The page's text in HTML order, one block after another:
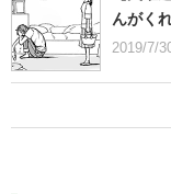
んがく
2019/7/